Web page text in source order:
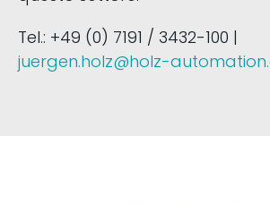
Tel.: +49 (0) 7191 / 3432-100 |
juergen.holz@holz-